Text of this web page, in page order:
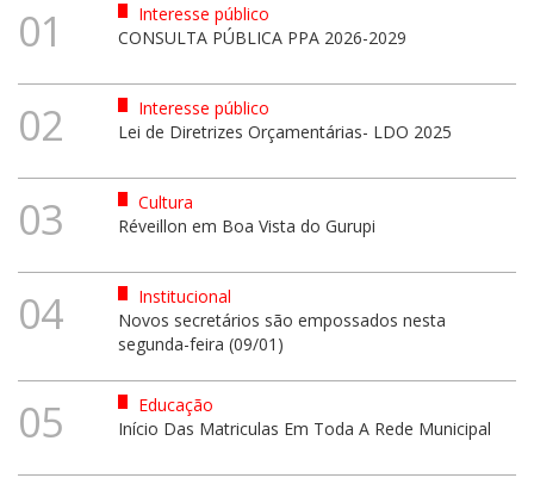
01
Interesse público
CONSULTA PÚBLICA PPA 2026-2029
02
Interesse público
Lei de Diretrizes Orçamentárias- LDO 2025
03
Cultura
Réveillon em Boa Vista do Gurupi
04
Institucional
Novos secretários são empossados nesta
segunda-feira (09/01)
05
Educação
Início Das Matriculas Em Toda A Rede Municipal